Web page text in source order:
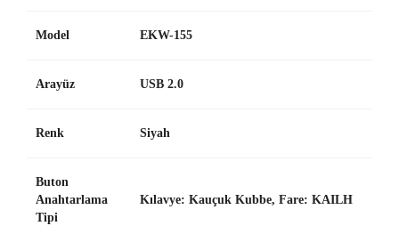
Model EKW-155
Arayüz USB 2.0
Renk Siyah
Buton
Anahtarlama
Tipi
Kılavye: Kauçuk Kubbe, Fare: KAILH